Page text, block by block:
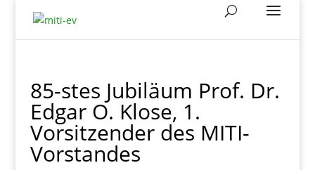
85-stes Jubiläum Prof. Dr.
Edgar O. Klose, 1.
Vorsitzender des MITI-
Vorstandes